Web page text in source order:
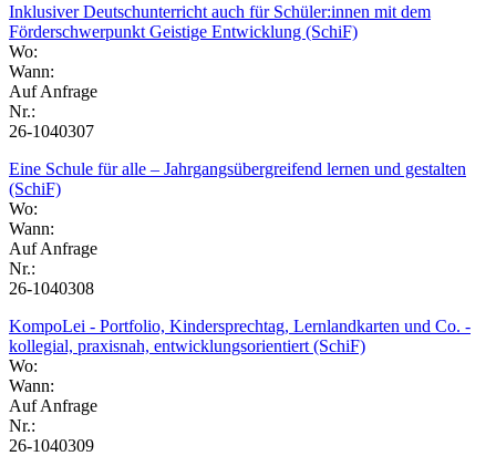
Inklusiver Deutschunterricht auch für Schüler:innen mit dem
Förderschwerpunkt Geistige Entwicklung (SchiF)
Wo:
Wann:
Auf Anfrage
Nr.:
26-1040307
Eine Schule für alle – Jahrgangsübergreifend lernen und gestalten
(SchiF)
Wo:
Wann:
Auf Anfrage
Nr.:
26-1040308
KompoLei - Portfolio, Kindersprechtag, Lernlandkarten und Co. -
kollegial, praxisnah, entwicklungsorientiert (SchiF)
Wo:
Wann:
Auf Anfrage
Nr.:
26-1040309